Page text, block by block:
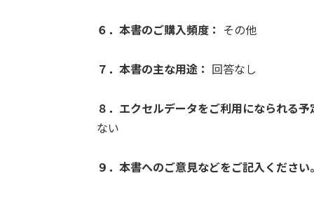
６．本書のご購入頻度： その他
７．本書の主な用途： 回答なし
８．エクセルデータをご利用になられる予
ない
９．本書へのご意見などをご記入ください。